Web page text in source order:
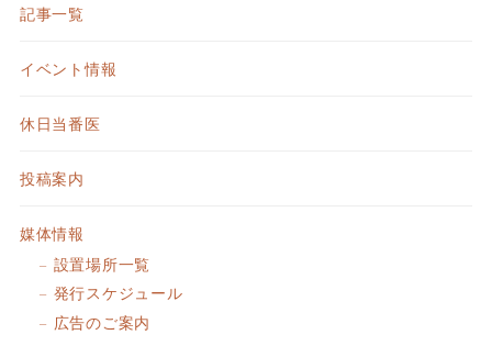
記事一覧
イベント情報
休日当番医
投稿案内
媒体情報
設置場所一覧
発行スケジュール
広告のご案内